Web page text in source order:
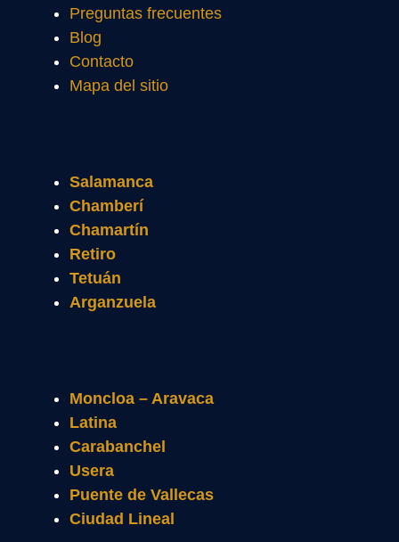
Preguntas frecuentes
Blog
Contacto
Mapa del sitio
Salamanca
Chamberí
Chamartín
Retiro
Tetuán
Arganzuela
Moncloa – Aravaca
Latina
Carabanchel
Usera
Puente de Vallecas
Ciudad Lineal